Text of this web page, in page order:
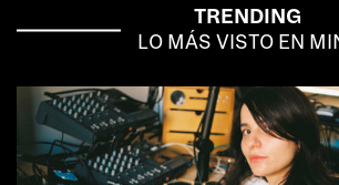
TRENDING
LO MÁS VISTO EN